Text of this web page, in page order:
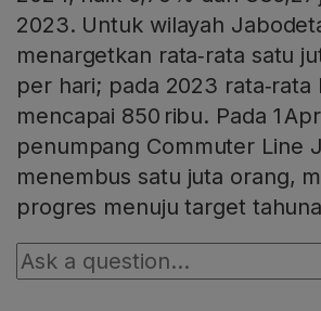
2023. Untuk wilayah
menargetkan rata‑rata satu
per hari; pada 2023 rata‑rata
mencapai 850 ribu. Pada 1
penumpang Commuter Line
menembus satu juta orang,
progres menuju target